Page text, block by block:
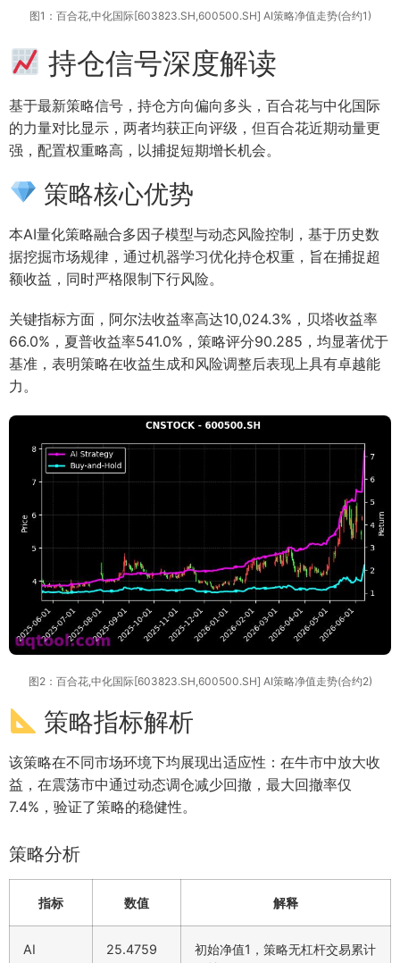
图1：百合花,中化国际[603823.SH,600500.SH] AI策略净值走势(合约1)
持仓信号深度解读
基于最新策略信号，持仓方向偏向多头，百合花与中化国际
的力量对比显示，两者均获正向评级，但百合花近期动量更
强，配置权重略高，以捕捉短期增长机会。
策略核心优势
本AI量化策略融合多因子模型与动态风险控制，基于历史数
据挖掘市场规律，通过机器学习优化持仓权重，旨在捕捉超
额收益，同时严格限制下行风险。
关键指标方面，阿尔法收益率高达10,024.3%，贝塔收益率
66.0%，夏普收益率541.0%，策略评分90.285，均显著优于
基准，表明策略在收益生成和风险调整后表现上具有卓越能
力。
图2：百合花,中化国际[603823.SH,600500.SH] AI策略净值走势(合约2)
策略指标解析
该策略在不同市场环境下均展现出适应性：在牛市中放大收
益，在震荡市中通过动态调仓减少回撤，最大回撤率仅
7.4%，验证了策略的稳健性。
策略分析
指标 数值 解释
AI
25.4759
初始净值1，策略无杠杆交易累计